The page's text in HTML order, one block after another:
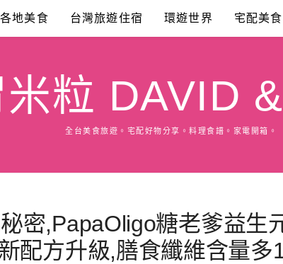
地美食 台灣旅遊住宿 環遊世界 宅配美食
粒 DAVID
全台美食旅遊。宅配好物分享。料理食譜。家電開箱。
密,PapaOligo糖老爹益生
配方升級,膳食纖維含量多